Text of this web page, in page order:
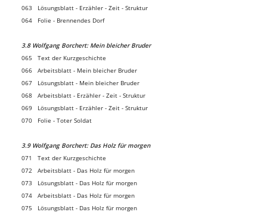
063 Lösungsblatt - Erzähler - Zeit - Struktur
064 Folie - Brennendes Dorf
3.8 Wolfgang Borchert: Mein bleicher Bruder
065 Text der Kurzgeschichte
066 Arbeitsblatt - Mein bleicher Bruder
067 Lösungsblatt - Mein bleicher Bruder
068 Arbeitsblatt - Erzähler - Zeit - Struktur
069 Lösungsblatt - Erzähler - Zeit - Struktur
070 Folie - Toter Soldat
3.9 Wolfgang Borchert: Das Holz für morgen
071 Text der Kurzgeschichte
072 Arbeitsblatt - Das Holz für morgen
073 Lösungsblatt - Das Holz für morgen
074 Arbeitsblatt - Das Holz für morgen
075 Lösungsblatt - Das Holz für morgen